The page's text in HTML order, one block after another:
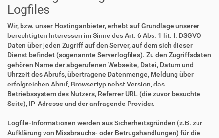
Logfiles
Wir, bzw. unser Hostinganbieter, erhebt auf Grundlage unserer
berechtigten Interessen im Sinne des Art. 6 Abs. 1 lit. f. DSGVO
Daten über jeden Zugriff auf den Server, auf dem sich dieser
Dienst befindet (sogenannte Serverlogfiles). Zu den Zugriffsdaten
gehören Name der abgerufenen Webseite, Datei, Datum und
Uhrzeit des Abrufs, übertragene Datenmenge, Meldung über
erfolgreichen Abruf, Browsertyp nebst Version, das
Betriebssystem des Nutzers, Referrer URL (die zuvor besuchte
Seite), IP-Adresse und der anfragende Provider.
Logfile-Informationen werden aus Sicherheitsgründen (z.B. zur
Aufklärung von Missbrauchs- oder Betrugshandlungen) für die